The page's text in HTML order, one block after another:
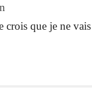
crois que je ne